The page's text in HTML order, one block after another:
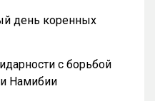
день коренных
с борьбой
Намибии